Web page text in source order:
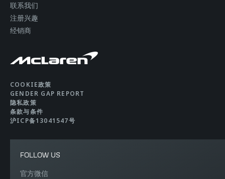
联系我们
注册兴趣
经销商
COOKIE政策
GENDER GAP REPORT
隐私政策
条款与条件
沪ICP备13041547号
FOLLOW US
官方微信